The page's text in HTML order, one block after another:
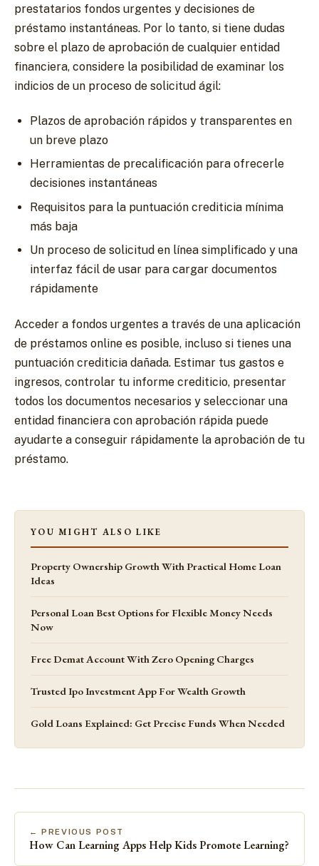
prestatarios fondos urgentes y decisiones de
préstamo instantáneas. Por lo tanto, si tiene dudas
sobre el plazo de aprobación de cualquier entidad
financiera, considere la posibilidad de examinar los
indicios de un proceso de solicitud ágil:
Plazos de aprobación rápidos y transparentes en
un breve plazo
Herramientas de precalificación para ofrecerle
decisiones instantáneas
Requisitos para la puntuación crediticia mínima
más baja
Un proceso de solicitud en línea simplificado y una
interfaz fácil de usar para cargar documentos
rápidamente
Acceder a fondos urgentes a través de una aplicación
de préstamos online es posible, incluso si tienes una
puntuación crediticia dañada. Estimar tus gastos e
ingresos, controlar tu informe crediticio, presentar
todos los documentos necesarios y seleccionar una
entidad financiera con aprobación rápida puede
ayudarte a conseguir rápidamente la aprobación de tu
préstamo.
YOU MIGHT ALSO LIKE
Property Ownership Growth With Practical Home Loan
Ideas
Personal Loan Best Options for Flexible Money Needs
Now
Free Demat Account With Zero Opening Charges
Trusted Ipo Investment App For Wealth Growth
Gold Loans Explained: Get Precise Funds When Needed
← PREVIOUS POST
How Can Learning Apps Help Kids Promote Learning?